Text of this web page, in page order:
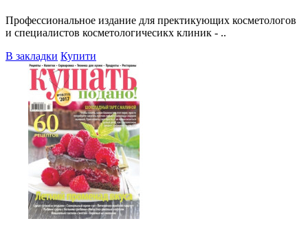
Профессиональное издание для пректикующих косметологов
и специалистов косметологичесикх клиник - ..
В закладки Купити